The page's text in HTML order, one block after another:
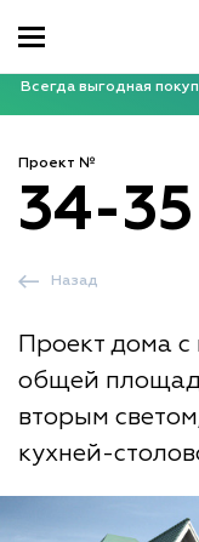
Всегда выгодная
Проект №
34-35
Проект дома с
общей
вторым
кухней-
Назад